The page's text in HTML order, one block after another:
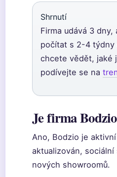
Shrnutí
Firma udává 3
počítat s 2-4 týdny
chcete vědět, jaké
podívejte se na
Je firma
Ano, Bodzio je
aktualizován,
nových showroomů.